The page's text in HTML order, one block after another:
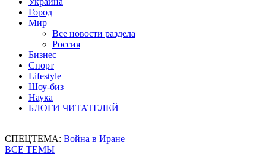
Город
Мир
Все новости раздела
Россия
Бизнес
Спорт
Lifestyle
Шоу-биз
Наука
БЛОГИ ЧИТАТЕЛЕЙ
СПЕЦТЕМА: Война в Иране
ВСЕ ТЕМЫ